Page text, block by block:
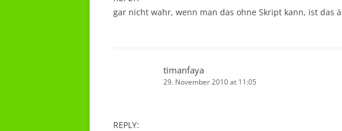
gar nicht wahr, wenn man das ohne Skript kann, ist das
timanfaya
29. November 2010 at 11:05
REPLY: